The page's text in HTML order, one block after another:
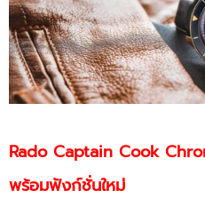
Rado Captain Cook
พร้อมฟังก์ชั่นใหม่